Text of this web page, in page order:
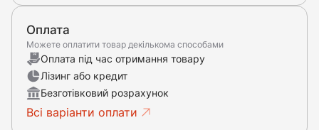
Оплата
Можете оплатити товар декількома способами
Оплата під час отримання товару
Лізинг або кредит
Безготівковий розрахунок
Всі варіанти оплати